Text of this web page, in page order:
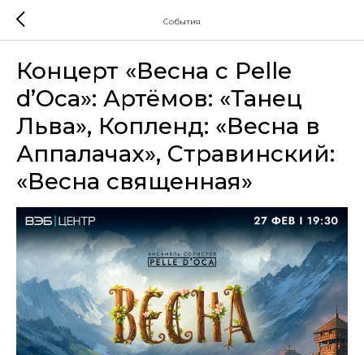
События
Концерт «Весна с Pelle
d’Oca»: Артёмов: «Танец
Льва», Копленд: «Весна в
Аппалачах», Стравинский:
«Весна священная»